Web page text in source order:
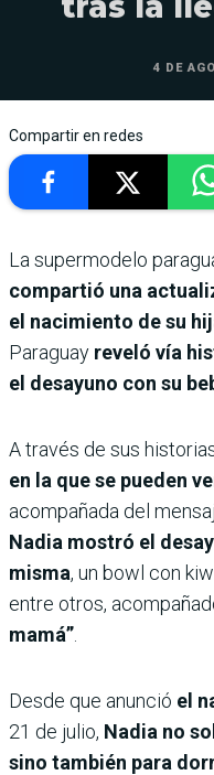
4 DE
Compartir en redes
La supermodelo
compartió una
el nacimiento de su
Paraguay reveló vía
el desayuno con su
A través de sus
en la que se pueden
acompañada del
Nadia mostró el
misma, un bowl con
entre otros,
mamá”
Desde que anunció el
21 de julio, Nadia no
sino también para